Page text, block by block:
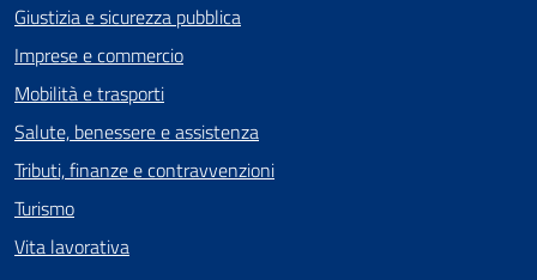
Giustizia e sicurezza pubblica
Imprese e commercio
Mobilità e trasporti
Salute, benessere e assistenza
Tributi, finanze e contravvenzioni
Turismo
Vita lavorativa